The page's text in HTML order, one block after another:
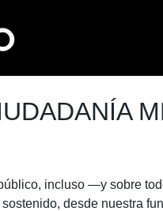
incluso —y sobre
sostenido, desde nuestra